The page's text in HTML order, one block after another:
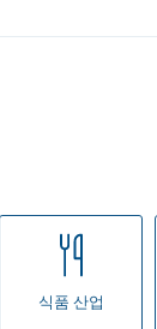
식품 산업